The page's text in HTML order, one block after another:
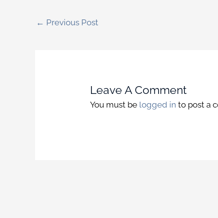
← Previous Post
Leave A Comment
You must be logged in to post a